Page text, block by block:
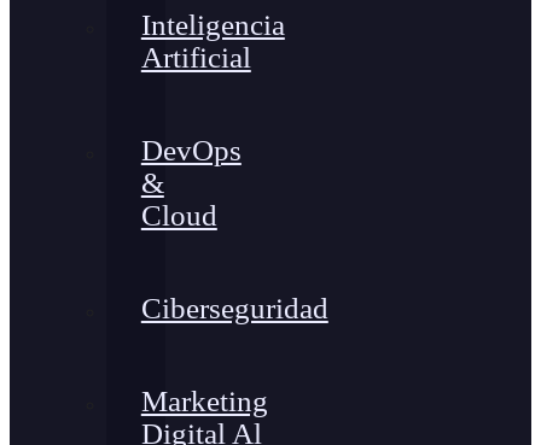
Inteligencia
Artificial
DevOps
&
Cloud
Ciberseguridad
Marketing
Digital Al